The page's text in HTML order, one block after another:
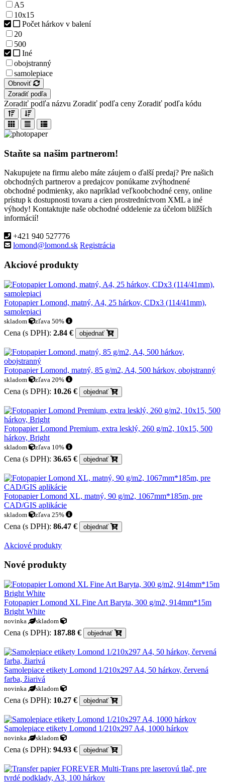
A5
10x15
Počet hárkov v balení
20
500
Iné
obojstranný
samolepiace
Obnoviť
Zoradiť podľa
Zoradiť podľa názvu Zoradiť podľa ceny Zoradiť podľa kódu
Staňte sa našim partnerom!
Nakupujete na firmu alebo máte záujem o ďalší predaj? Pre našich
obchodných partnerov a predajcov ponúkame zvýhodnené
obchodné podmienky, ako napríklad veľkoobchodné ceny, online
prístup k dostupnosti tovaru a cien prostredníctvom XML a iné
výhody! Kontaktujte naše obchodné oddelenie za účelom bližších
informácií!
+421 940 527776
lomond@lomond.sk Registrácia
Akciové produkty
Fotopapier Lomond, matný, A4, 25 hárkov, CDx3 (114/41mm),
samolepiaci
skladom zľava 50%
Cena (s DPH): 2.84 € objednať
Fotopapier Lomond, matný, 85 g/m2, A4, 500 hárkov, obojstranný
skladom zľava 20%
Cena (s DPH): 10.26 € objednať
Fotopapier Lomond Premium, extra lesklý, 260 g/m2, 10x15, 500
hárkov, Bright
skladom zľava 10%
Cena (s DPH): 36.65 € objednať
Fotopapier Lomond XL, matný, 90 g/m2, 1067mm*185m, pre
CAD/GIS aplikácie
skladom zľava 25%
Cena (s DPH): 86.47 € objednať
Akciové produkty
Nové produkty
Fotopapier Lomond XL Fine Art Baryta, 300 g/m2, 914mm*15m
Bright White
novinka skladom
Cena (s DPH): 187.88 € objednať
Samolepiace etikety Lomond 1/210x297 A4, 50 hárkov, červená
farba, žiarivá
novinka skladom
Cena (s DPH): 10.27 € objednať
Samolepiace etikety Lomond 1/210x297 A4, 1000 hárkov
novinka skladom
Cena (s DPH): 94.93 € objednať